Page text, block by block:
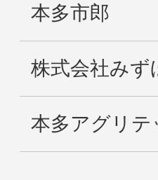
本多市郎
株式会社みず
本多アグリテ